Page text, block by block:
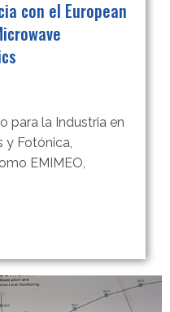
con el European
para la Industria en
y Fotónica,
EMIMEO,